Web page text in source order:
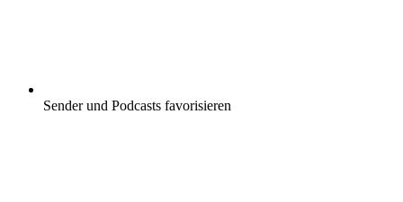
Sender und Podcasts favorisieren